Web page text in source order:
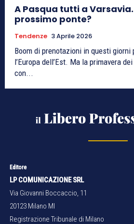
A Pasqua tutti a Varsavia.
prossimo ponte?
Tendenze 3 Aprile 2026
Boom di prenotazioni in questi giorni
l’Europa dell’Est. Ma la primavera
con...
Editore
LP COMUNICAZIONE SRL
Via Giovanni Boccaccio, 11
20123 Milano MI
Registrazione Tribunale di Milano